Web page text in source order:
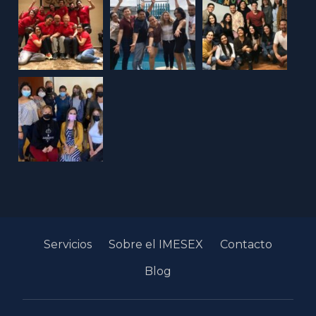
Servicios Sobre el IMESEX
Contacto
Blog